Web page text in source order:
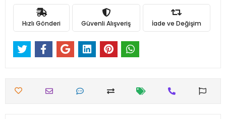
Hızlı Gönderi Güvenli Alışveriş İade ve Değişim